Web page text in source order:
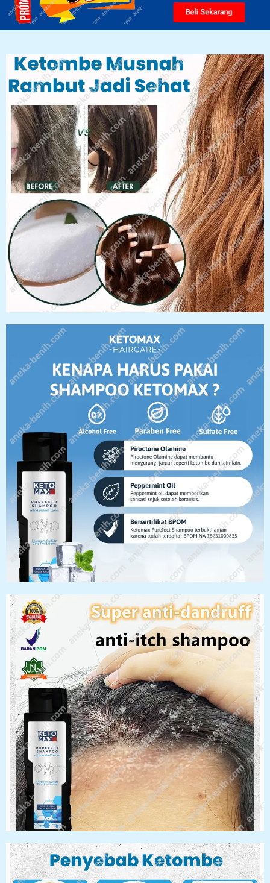
Beli Sekarang